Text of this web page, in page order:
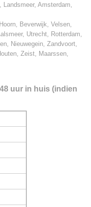
Amsterdam,
Beverwijk, Velsen,
Utrecht, Rotterdam,
Nieuwegein, Zandvoort,
Zeist, Maarssen,
uur in huis (indien